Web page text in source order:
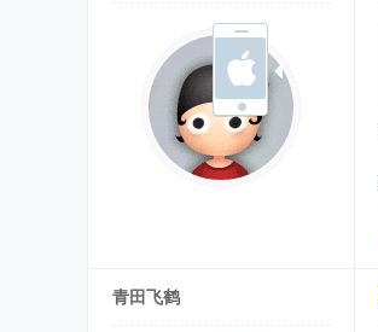
青田飞鹤